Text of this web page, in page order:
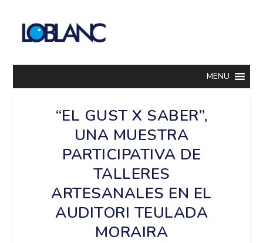
MENU
“EL GUST X SABER”,
UNA MUESTRA
PARTICIPATIVA DE
TALLERES
ARTESANALES EN EL
AUDITORI TEULADA
MORAIRA